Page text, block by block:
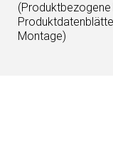
(Produktbezogene
Montage)